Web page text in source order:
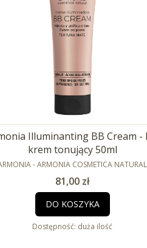
Illuminanting BB Cream -
krem tonujący 50ml
- ARMONIA COSMETICA NATURAL
Cena
81,00 zł
DO KOSZYKA
Dostępność: duża ilość